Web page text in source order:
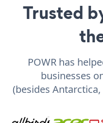
Trusted
POWR has
businesses
(besides